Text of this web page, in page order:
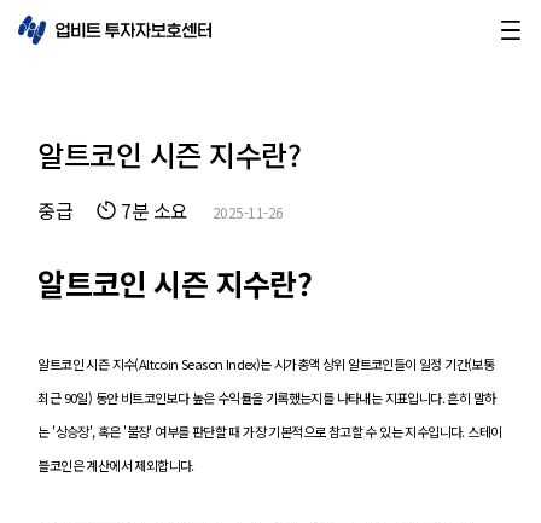
알트코인 시즌 지수란?
중급 7분 소요 2025-11-26
알트코인 시즌 지수란?
알트코인 시즌 지수(Altcoin Season Index)는 시가총액 상위 알트코인들이 일정 기간(보통
최근 90일) 동안 비트코인보다 높은 수익률을 기록했는지를 나타내는 지표입니다. 흔히 말하
는 '상승장', 혹은 '불장' 여부를 판단할 때 가장 기본적으로 참고할 수 있는 지수입니다. 스테이
블코인은 계산에서 제외합니다.